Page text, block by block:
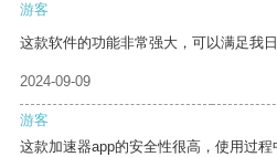
游客
这款软件的功能非常强大，可以满足我日
2024-09-09
游客
这款加速器app的安全性很高，使用过